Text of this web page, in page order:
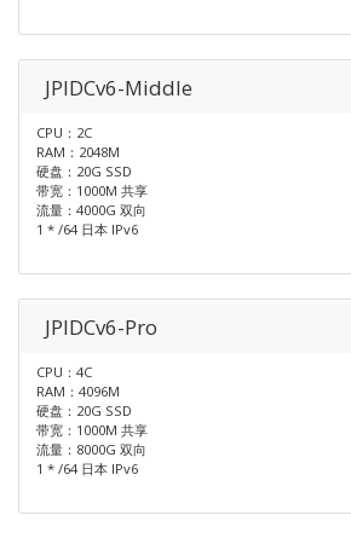
JPIDCv6-Middle
CPU：2C
RAM：2048M
硬盘：20G SSD
带宽：1000M 共享
流量：4000G 双向
1 * /64 日本 IPv6
JPIDCv6-Pro
CPU：4C
RAM：4096M
硬盘：20G SSD
带宽：1000M 共享
流量：8000G 双向
1 * /64 日本 IPv6